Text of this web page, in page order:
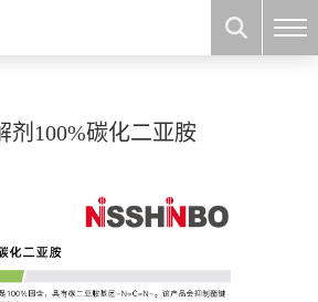
剂100%碳化二亚胺